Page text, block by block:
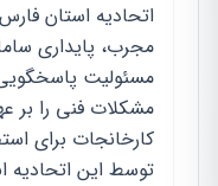
اتحادیه استان
مجرب، پایداری
مسئولیت پاسخگویی
مشکلات فنی را بر
کارخانجات برای
توسط این اتحادیه